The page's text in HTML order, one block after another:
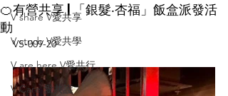
V share V愛共享
V study V愛共學
V are here V愛共行
V Care 愛共護
🍊有營共享 | 「銀髮‧杏福」飯盒派發活
動
VS-009-20